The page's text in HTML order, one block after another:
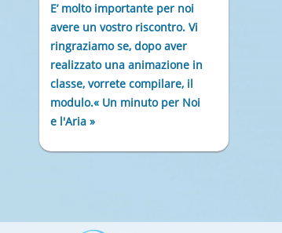
E’ molto importante per noi
avere un vostro riscontro. Vi
ringraziamo se, dopo aver
realizzato una animazione in
classe, vorrete compilare, il
modulo.« Un minuto per Noi
e l'Aria »